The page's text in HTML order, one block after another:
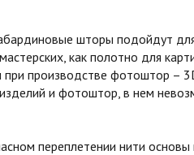
шторы подойдут
как полотно для
при производстве фотоштор –
и фотоштор, в нем
переплетении нити